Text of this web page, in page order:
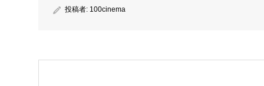
投稿者: 100cinema